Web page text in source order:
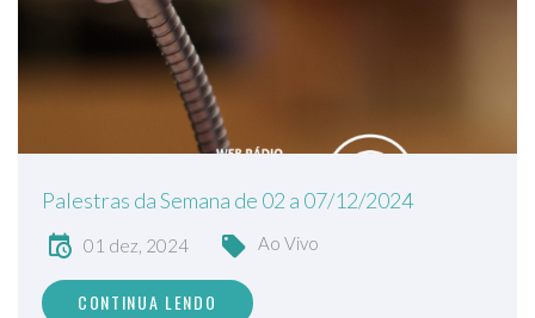
Palestras da Semana de 02 a 07/12/2024
01 dez, 2024 Ao Vivo
CONTINUA LENDO